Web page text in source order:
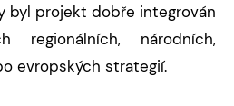
byl projekt dobře integrován
regionálních, národních,
evropských strategií.